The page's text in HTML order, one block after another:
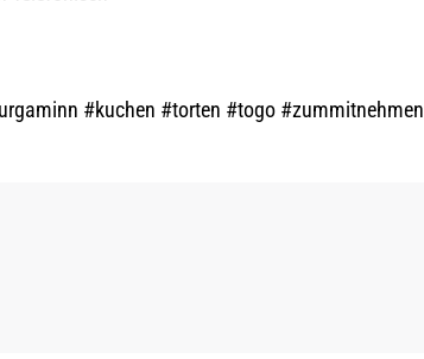
#kuchen #torten #togo #zummitnehmen